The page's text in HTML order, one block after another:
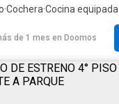
·Cochera·Cocina equipada
de 1 mes en Doomos